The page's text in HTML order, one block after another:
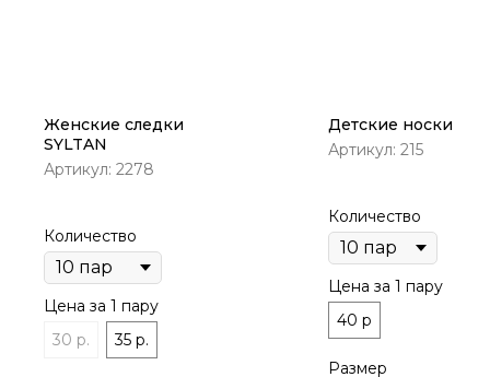
Женские следки
SYLTAN
Артикул: 2278
Количество
Цена за 1 пару
30 р.
35 р.
Детские носки
Артикул: 215
Количество
Цена за 1 пару
40 р
Размер